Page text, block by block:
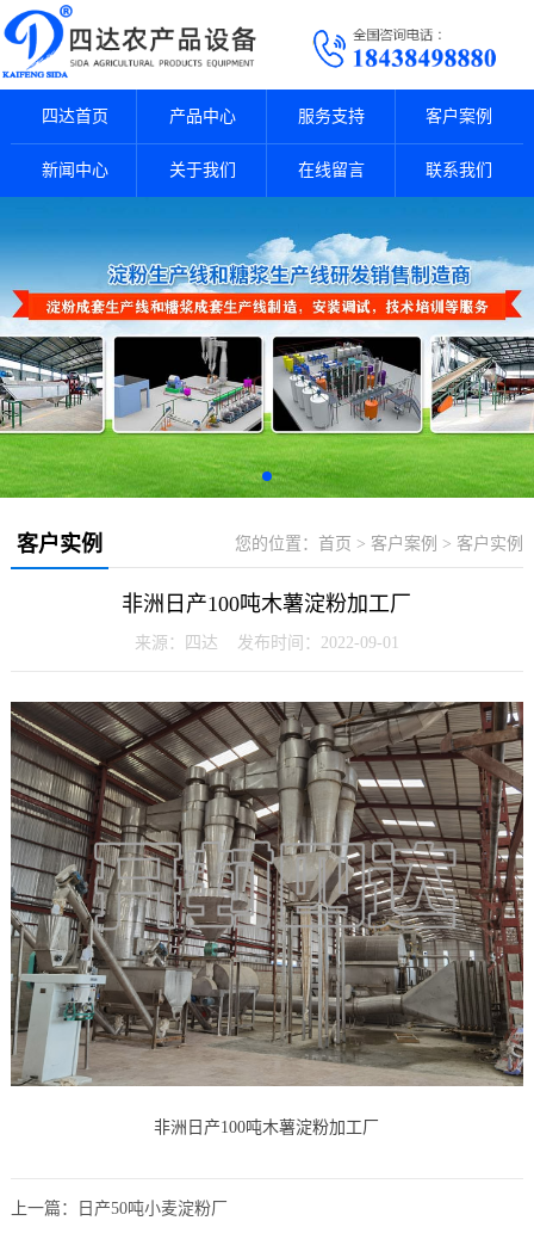
四达首页 产品中心 服务支持 客户案例
新闻中心 关于我们 在线留言 联系我们
您的位置： 首页 > 客户案例 > 客户实例
客户实例
非洲日产100吨木薯淀粉加工厂
来源：四达 发布时间：2022-09-01
非洲日产100吨木薯淀粉加工厂
上一篇：
日产50吨小麦淀粉厂